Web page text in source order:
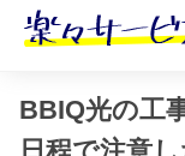
ホーム おすすめ
BBIQ光の工